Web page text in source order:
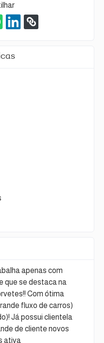
apenas com
que se destaca na
Com ótima
fluxo de carros)
Já possui clientela
de cliente novos
ativa